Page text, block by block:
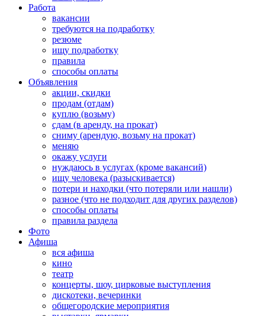
Работа
вакансии
требуются на подработку
резюме
ищу подработку
правила
способы оплаты
Объявления
акции, скидки
продам (отдам)
куплю (возьму)
сдам (в аренду, на прокат)
сниму (арендую, возьму на прокат)
меняю
окажу услуги
нуждаюсь в услугах (кроме вакансий)
ищу человека (разыскивается)
потери и находки (что потеряли или нашли)
разное (что не подходит для других разделов)
способы оплаты
правила раздела
Фото
Афиша
вся афиша
кино
театр
концерты, шоу, цирковые выступления
дискотеки, вечеринки
общегородские мероприятия